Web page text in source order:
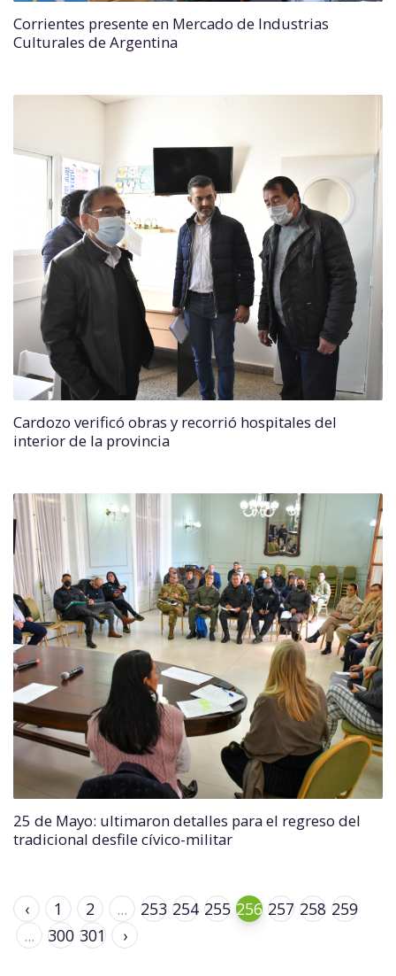
Corrientes presente en Mercado de Industrias
Culturales de Argentina
Cardozo verificó obras y recorrió hospitales del
interior de la provincia
25 de Mayo: ultimaron detalles para el regreso del
tradicional desfile cívico-militar
‹ 1 2 ... 253 254 255 256 257 258 259
...
300 301 ›